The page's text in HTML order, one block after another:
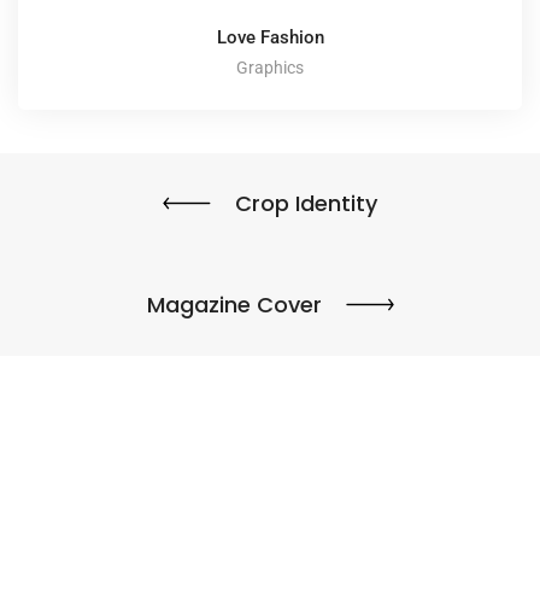
Love Fashion
Graphics
Crop Identity
Magazine Cover